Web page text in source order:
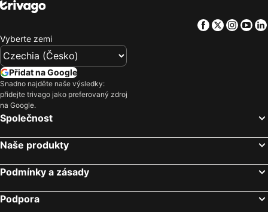
Facebook
Twitter
Vyberte zemi
Přidat na Google
Snadno najděte naše výsledky:
přidejte trivago jako preferovaný zdroj
na Google.
Společnost
Naše produkty
Podmínky a zásady
Podpora